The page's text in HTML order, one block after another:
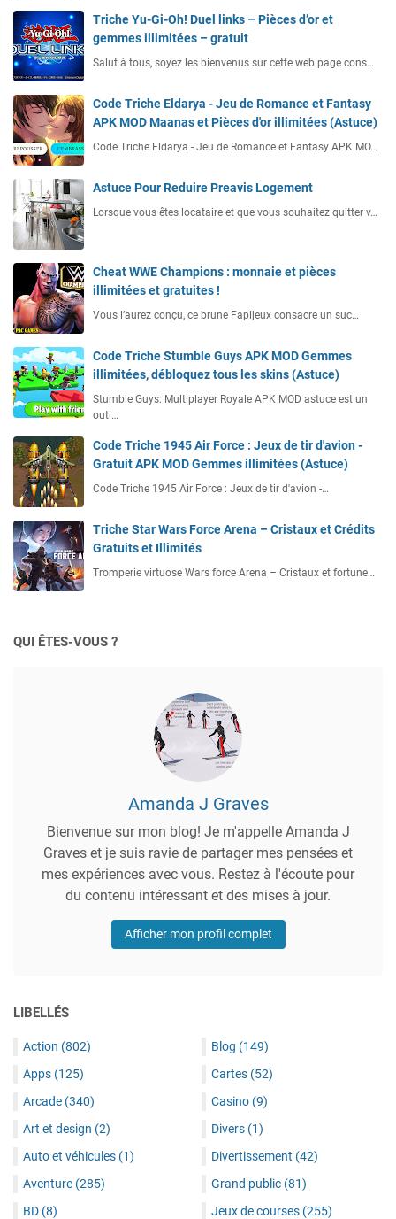
Triche Yu-Gi-Oh! Duel links – Pièces d’or et
gemmes illimitées – gratuit
Salut à tous, soyez les bienvenus sur cette web page cons…
Code Triche Eldarya - Jeu de Romance et Fantasy
APK MOD Maanas et Pièces d'or illimitées (Astuce)
Code Triche Eldarya - Jeu de Romance et Fantasy APK MO…
Astuce Pour Reduire Preavis Logement
Lorsque vous êtes locataire et que vous souhaitez quitter v…
Cheat WWE Champions : monnaie et pièces
illimitées et gratuites !
Vous l’aurez conçu, ce brune Fapijeux consacre un suc…
Code Triche Stumble Guys APK MOD Gemmes
illimitées, débloquez tous les skins (Astuce)
Stumble Guys: Multiplayer Royale APK MOD astuce est un
outi…
Code Triche 1945 Air Force : Jeux de tir d'avion -
Gratuit APK MOD Gemmes illimitées (Astuce)
Code Triche 1945 Air Force : Jeux de tir d'avion -…
Triche Star Wars Force Arena – Cristaux et Crédits
Gratuits et Illimités
Tromperie virtuose Wars force Arena – Cristaux et fortune…
QUI ÊTES-VOUS ?
Amanda J Graves
Bienvenue sur mon blog! Je m'appelle Amanda J
Graves et je suis ravie de partager mes pensées et
mes expériences avec vous. Restez à l'écoute pour
du contenu intéressant et des mises à jour.
Afficher mon profil complet
LIBELLÉS
Action (802)
Apps (125)
Arcade (340)
Art et design (2)
Auto et véhicules (1)
Aventure (285)
BD (8)
Blog (149)
Cartes (52)
Casino (9)
Divers (1)
Divertissement (42)
Grand public (81)
Jeux de courses (255)